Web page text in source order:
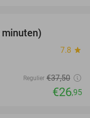
minuten)
7.8 star
Regulier €37,50
€26,95